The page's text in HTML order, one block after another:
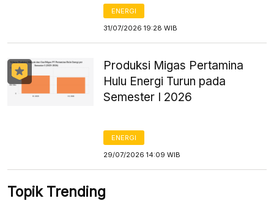
ENERGI
31/07/2026 19:28 WIB
Produksi Migas Pertamina
Hulu Energi Turun pada
Semester I 2026
ENERGI
29/07/2026 14:09 WIB
Topik Trending